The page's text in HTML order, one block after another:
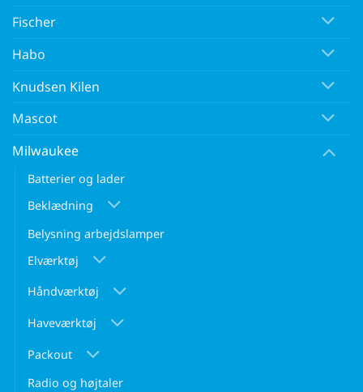
Fischer
Habo
Knudsen Kilen
Mascot
Milwaukee
Batterier og lader
Beklædning
Belysning arbejdslamper
Elværktøj
Håndværktøj
Haveværktøj
Packout
Radio og højtaler